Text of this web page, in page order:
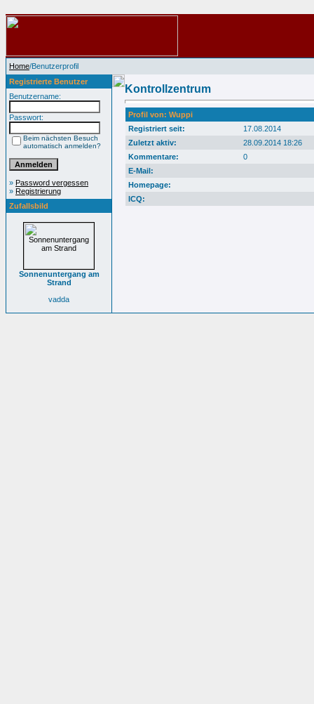
Home/Benutzerprofil
Registrierte Benutzer
Benutzername:
Passwort:
Beim nächsten Besuch
automatisch anmelden?
» Password vergessen
» Registrierung
Zufallsbild
Sonnenuntergang am
Strand
vadda
Kontrollzentrum
Profil von: Wuppi
Registriert seit:
17.08.2014
Zuletzt aktiv:
28.09.2014 18:26
Kommentare:
0
E-Mail:
Homepage:
ICQ: